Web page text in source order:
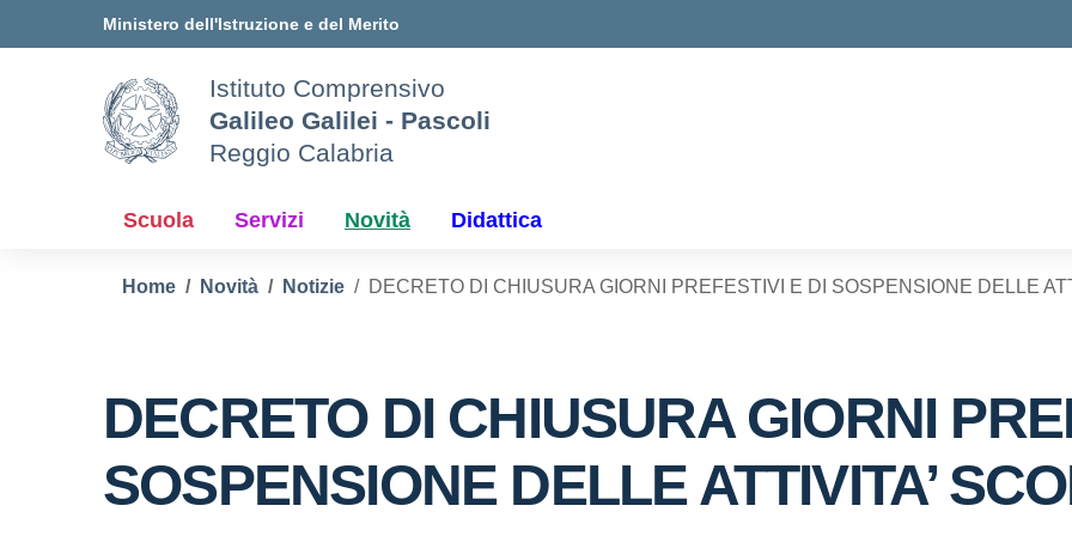
Ministero dell'Istruzione e del Merito
Istituto Comprensivo
Galileo Galilei - Pascoli
Reggio Calabria
Scuola Servizi Novità Didattica
Home Novità Notizie DECRETO DI CHIUSURA GIORNI PREFESTIVI E DI SOSPENSIONE DELLE
DECRETO DI CHIUSURA GIORNI
SOSPENSIONE DELLE ATTIVITA’